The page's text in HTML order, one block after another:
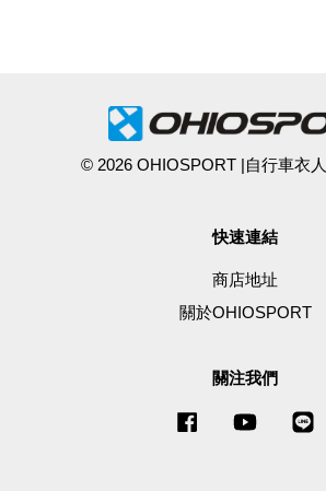
© 2026 OHIOSPORT |自行車衣
快速連結
商店地址
關於OHIOSPORT
關注我們
Facebook YouTube